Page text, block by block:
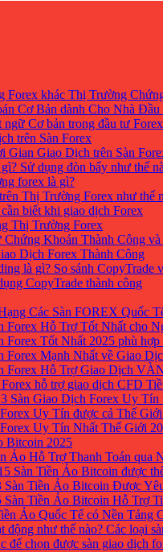
Forex khác Thị Trường
Cơ Bản dành Cho Nhà
Cơ bản trong đầu tư Forex
trên Sàn Forex
Gian Giao Dịch trên Sàn
Sử dụng đòn bẩy như thế
forex là gì?
Thị Trường Forex như thế
biết khi giao dịch Forex
Thị Trường Forex
Khoán Thành Công
Dịch Forex Thành Công
là gì? So sánh CopyTrade
CopyTrade thành công
Các Sàn FOREX Quốc
Forex Hỗ Trợ Tốt Nhất cho
Forex Tốt Nhất 2025 phù
Forex Mạnh Nhất về Giao
Forex Hỗ Trợ Giao Dịch
Forex hỗ trợ giao dịch CFD
Sàn Giao Dịch Forex Uy Tín
Uy Tín được cả Thế
Uy Tín Nhất Thế Giới
Bitcoin 2025
Ảo Hỗ Trợ Thanh Toán qua
Sàn Tiền Ảo Bitcoin được
Sàn Tiền Ảo Bitcoin Được
Sàn Tiền Ảo Bitcoin Hỗ Trợ
Ảo Quốc Tế có Nền Tảng
động như thế nào? Các loại
để chọn được sàn giao dịch